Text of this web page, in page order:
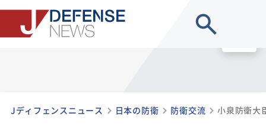
Jディフェンスニュース 日本の防衛 防衛交流